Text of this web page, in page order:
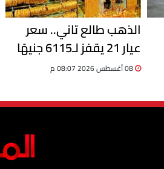
الذهب طالع تاني.. سعر
عيار 21 يقفز لـ6115 جنيهًا
والجنيه الذهب بـ48920
08 أغسطس 2026 08:07 م